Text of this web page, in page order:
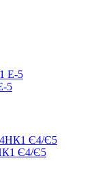
5
Є4/Є5